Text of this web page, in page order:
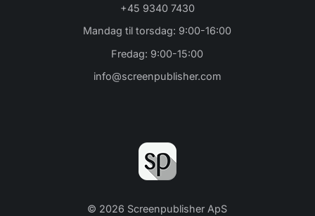
+45 9340 7430
Mandag til torsdag: 9:00-16:00
Fredag: 9:00-15:00
info@screenpublisher.com
© 2026 Screenpublisher ApS